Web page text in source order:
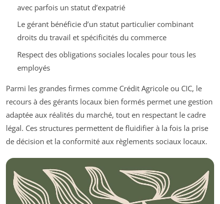
avec parfois un statut d’expatrié
Le gérant bénéficie d’un statut particulier combinant
droits du travail et spécificités du commerce
Respect des obligations sociales locales pour tous les
employés
Parmi les grandes firmes comme Crédit Agricole ou CIC, le
recours à des gérants locaux bien formés permet une gestion
adaptée aux réalités du marché, tout en respectant le cadre
légal. Ces structures permettent de fluidifier à la fois la prise
de décision et la conformité aux règlements sociaux locaux.